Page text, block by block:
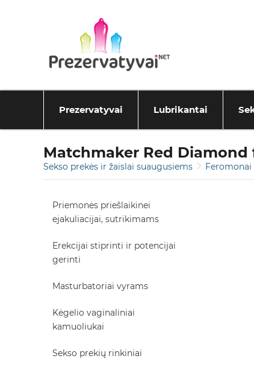
Prezervatyvai Lubrikantai
Matchmaker Red Diamond
Sekso prekės ir žaislai suaugusiems Feromonai
Priemonės priešlaikinei
ejakuliacijai, sutrikimams
Erekcijai stiprinti ir potencijai
gerinti
Masturbatoriai vyrams
Kėgelio vaginaliniai
kamuoliukai
Sekso prekių rinkiniai